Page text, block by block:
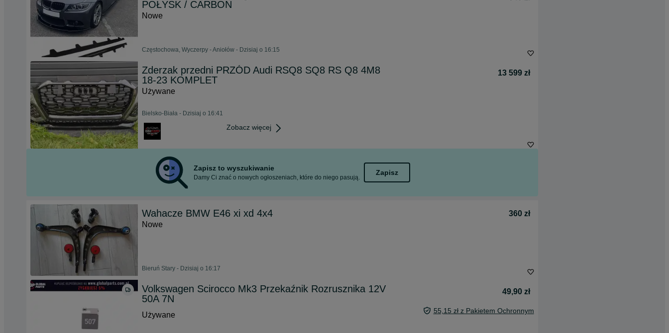
POŁYSK / CARBON
Nowe
Częstochowa, Wyczerpy - Aniołów - Dzisiaj o 16:15
Zderzak przedni PRZÓD Audi RSQ8 SQ8 RS Q8 4M8
18-23 KOMPLET
13 599 zł
Używane
Bielsko-Biała - Dzisiaj o 16:41
Zobacz więcej
Zapisz to wyszukiwanie
Damy Ci znać o nowych ogłoszeniach, które do niego pasują.
Zapisz
Wahacze BMW E46 xi xd 4x4
360 zł
Nowe
Bieruń Stary - Dzisiaj o 16:17
Volkswagen Scirocco Mk3 Przekaźnik Rozrusznika 12V
50A 7N
49,90 zł
Używane 55,15 zł z Pakietem Ochronnym